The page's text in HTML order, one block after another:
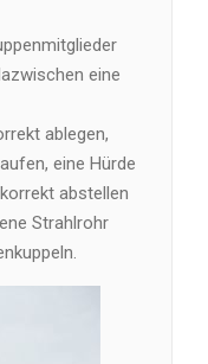
eine
ablegen,
eine Hürde
abstellen
Strahlrohr